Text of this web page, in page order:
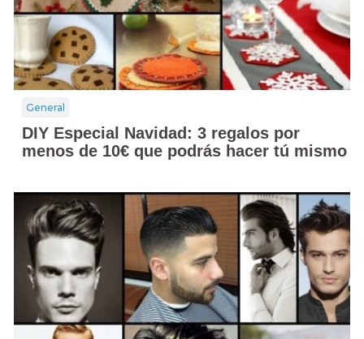
General
DIY Especial Navidad: 3 regalos por
menos de 10€ que podrás hacer tú mismo